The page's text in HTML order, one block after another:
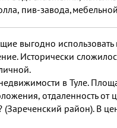
пив-
выгодно использовать
Исторически
в Туле.
отдаленность от
район). В